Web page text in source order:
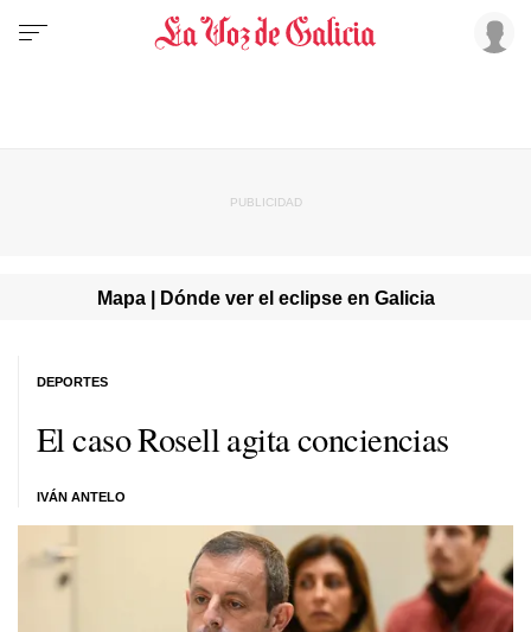
Mapa | Dónde ver el eclipse en Galicia
El caso Rosell agita conciencias
IVÁN ANTELO
DEPORTES